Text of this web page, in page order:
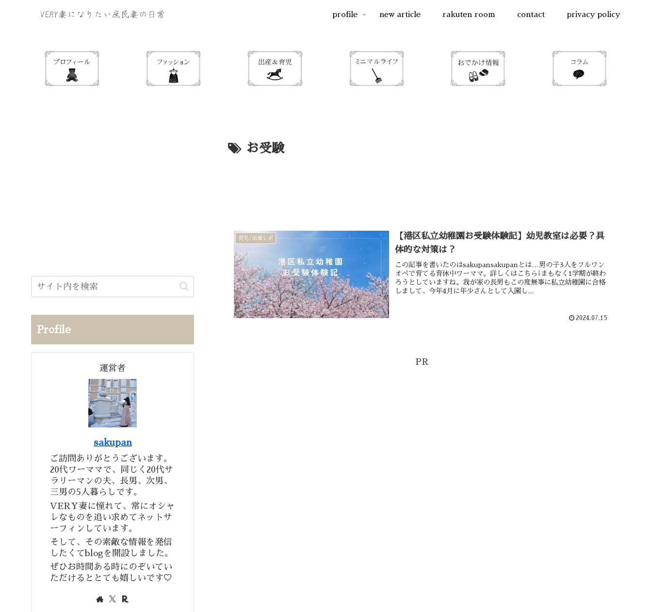
profile new article rakuten room contact privacy policy
お受験
育児/出産レポ
【港区私立幼稚園お受験体験記】幼児教室は必要？具
体的な対策は？
この記事を書いたのはsakupansakupanとは…男の子3人をフルワン
オペで育てる育休中ワーママ。詳しくはこちら⇩まもなく1学期が終わ
ろうとしていますね。我が家の長男もこの度無事に私立幼稚園に合格
しまして、今年4月に年少さんとして入園し...
2024.07.15
PR
Profile
運営者
sakupan
ご訪問ありがとうございます。
20代ワーママで、同じく20代サ
ラリーマンの夫、長男、次男、
三男の5人暮らしです。
VERY妻に憧れて、常にオシャ
レなものを追い求めてネットサ
ーフィンしています。
そして、その素敵な情報を発信
したくてblogを開設しました。
ぜひお時間ある時にのぞいてい
ただけるととても嬉しいです♡